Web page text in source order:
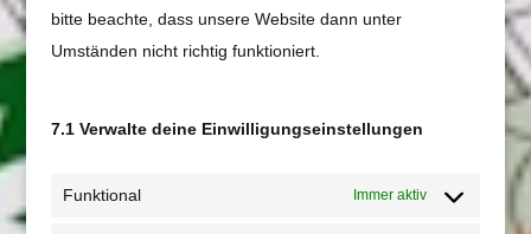
bitte beachte, dass unsere Website dann unter
Umständen nicht richtig funktioniert.
7.1 Verwalte deine Einwilligungseinstellungen
Funktional Immer aktiv